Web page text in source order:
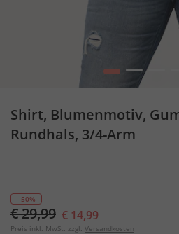
1 2
Shirt, Blumenmotiv,
Rundhals, 3/4-Arm
- 50%
€ 29,99 € 14,99
Preis inkl. MwSt. zzgl. Versandkosten